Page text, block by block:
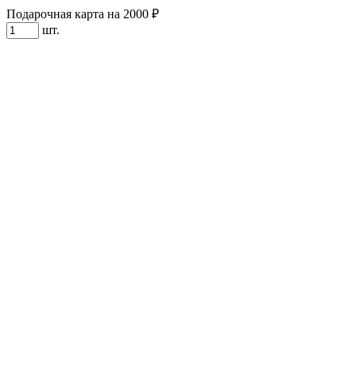
Подарочная карта на 2000 ₽
шт.